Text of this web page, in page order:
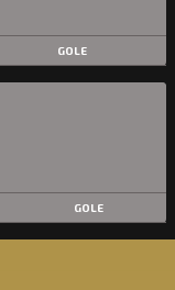
GOLE
GOLE